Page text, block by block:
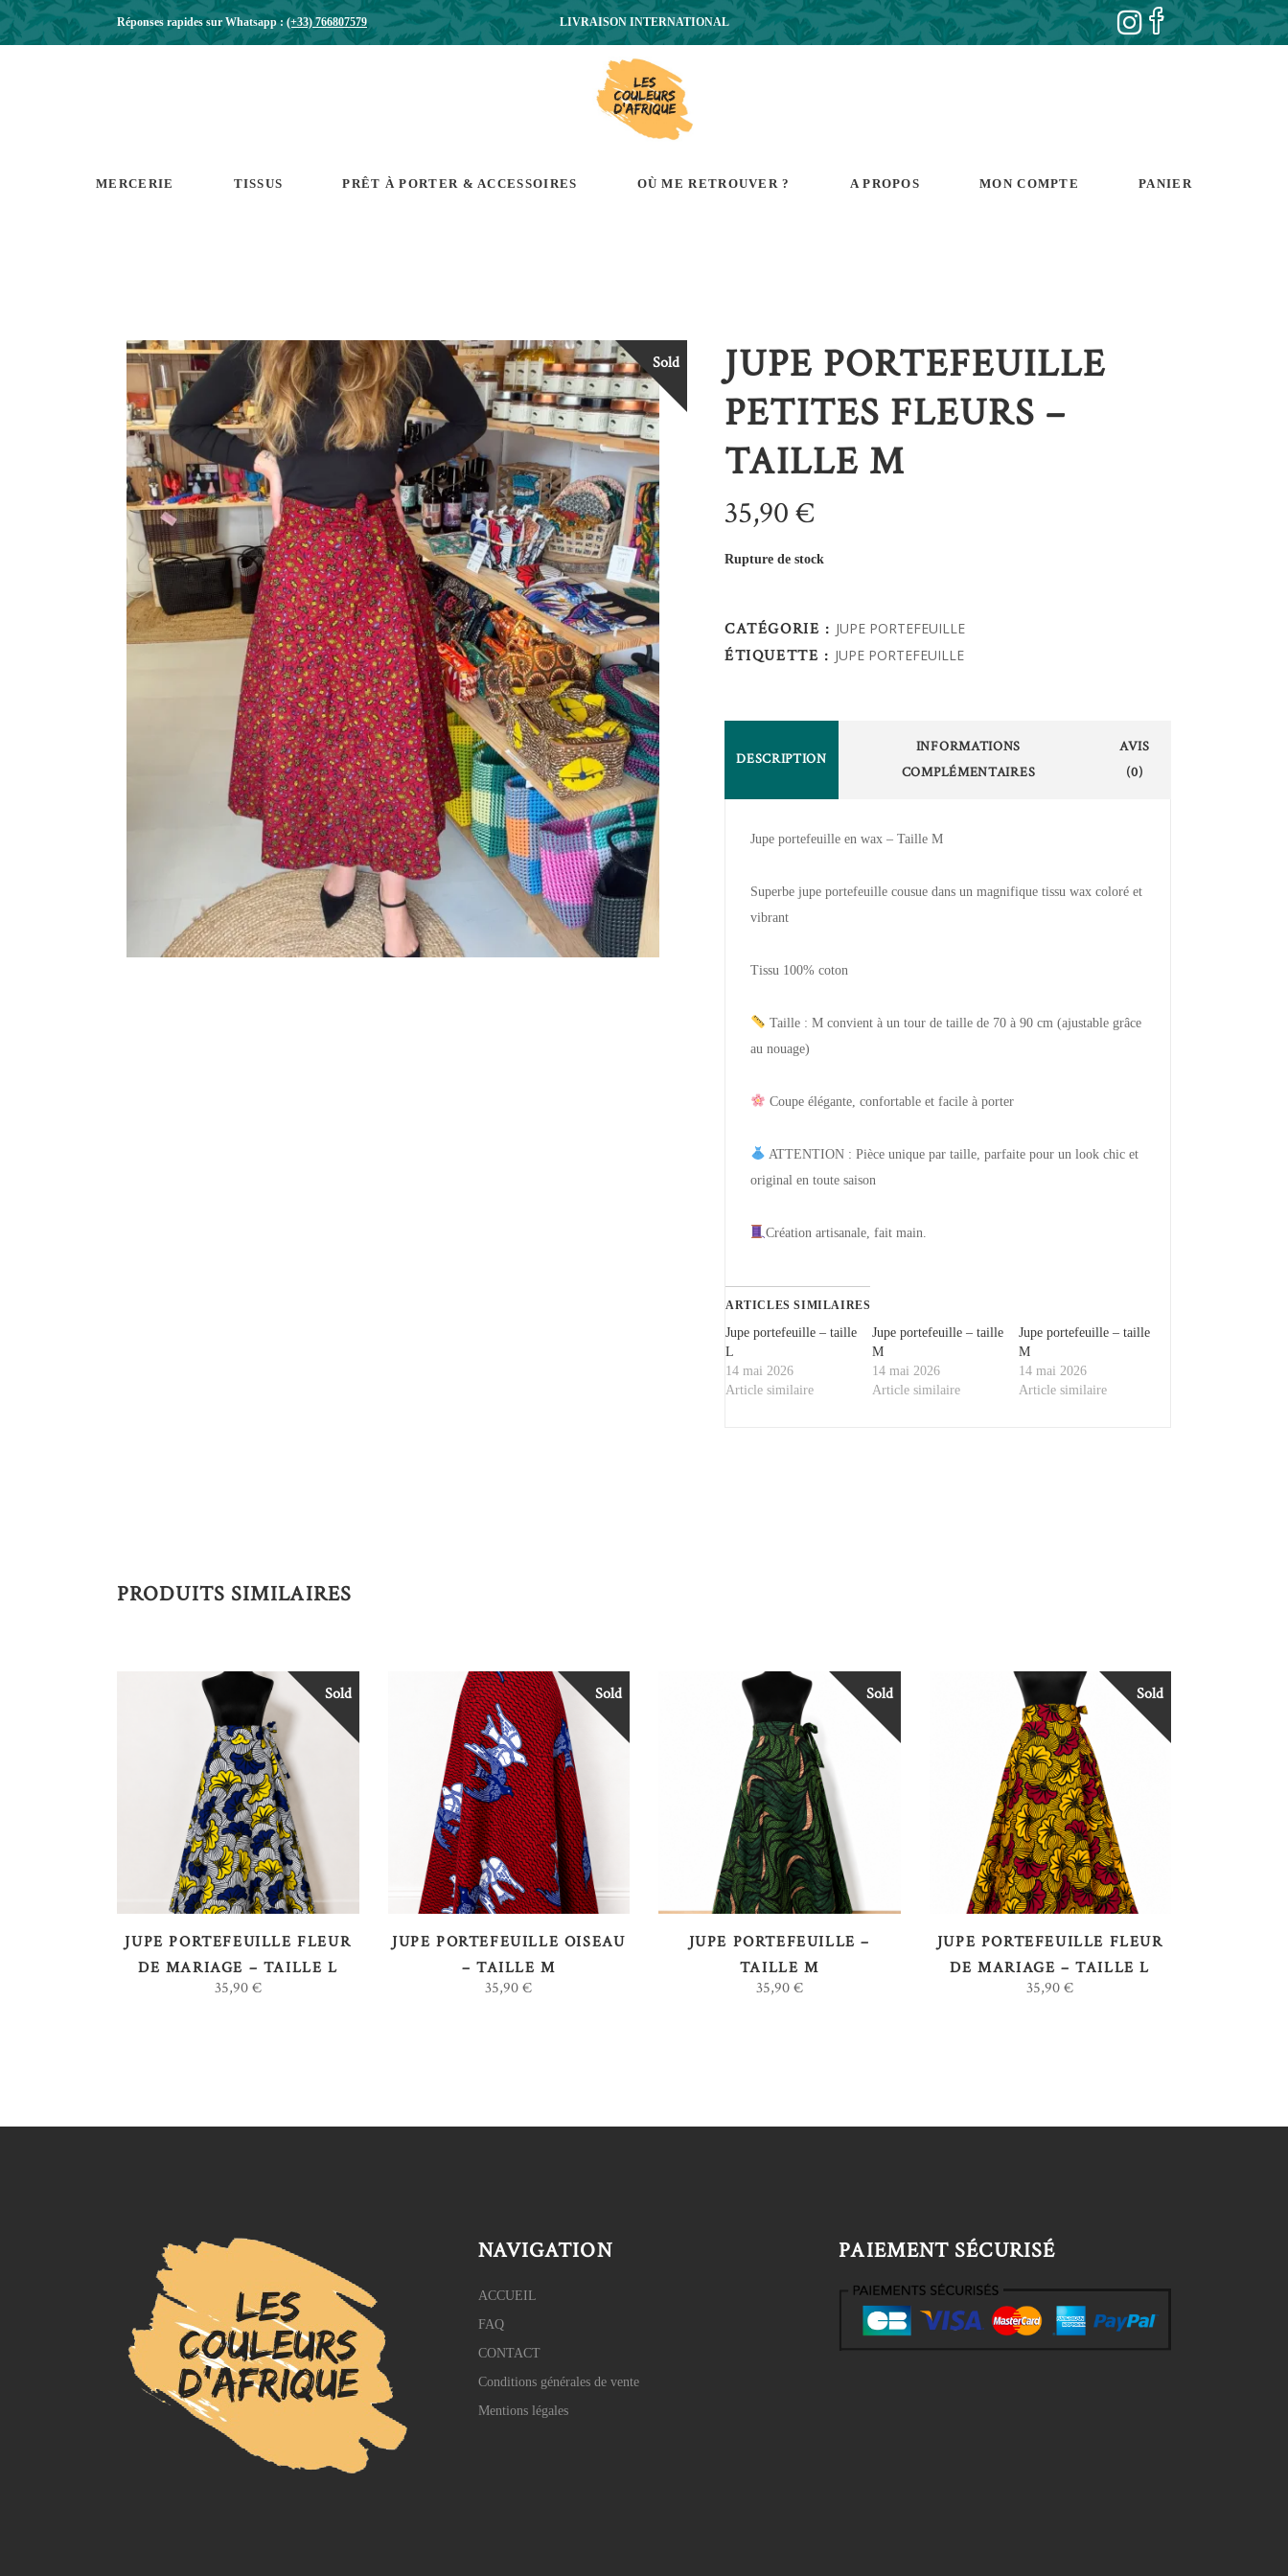
Réponses rapides sur Whatsapp :(+33) 766807579 LIVRAISON INTERNATIONAL
MERCERIE TISSUS PRÊT À PORTER & ACCESSOIRES OÙ ME RETROUVER ? A PROPOS MON COMPTE PANIER
Sold
JUPE PORTEFEUILLE
PETITES FLEURS –
TAILLE M
35,90€
Rupture de stock
CATÉGORIE : JUPE PORTEFEUILLE
ÉTIQUETTE : JUPE PORTEFEUILLE
DESCRIPTION
INFORMATIONS
COMPLÉMENTAIRES
AVIS
(0)
Jupe portefeuille en wax – Taille M
Superbe jupe portefeuille cousue dans un magnifique tissu wax coloré et
vibrant
Tissu 100% coton
Taille : M convient à un tour de taille de 70 à 90 cm (ajustable grâce
au nouage)
Coupe élégante, confortable et facile à porter
ATTENTION : Pièce unique par taille, parfaite pour un look chic et
original en toute saison
Création artisanale, fait main.
ARTICLES SIMILAIRES
Jupe portefeuille – taille
L
14 mai 2026
Article similaire
Jupe portefeuille – taille
M
14 mai 2026
Article similaire
Jupe portefeuille – taille
M
14 mai 2026
Article similaire
PRODUITS SIMILAIRES
Sold
LIRE LA SUITE
JUPE PORTEFEUILLE FLEUR
DE MARIAGE – TAILLE L
35,90€
Sold
LIRE LA SUITE
JUPE PORTEFEUILLE OISEAU
– TAILLE M
35,90€
Sold
LIRE LA SUITE
JUPE PORTEFEUILLE –
TAILLE M
35,90€
Sold
LIRE LA SUITE
JUPE PORTEFEUILLE FLEUR
DE MARIAGE – TAILLE L
35,90€
NAVIGATION
ACCUEIL
FAQ
CONTACT
Conditions générales de vente
Mentions légales
PAIEMENT SÉCURISÉ